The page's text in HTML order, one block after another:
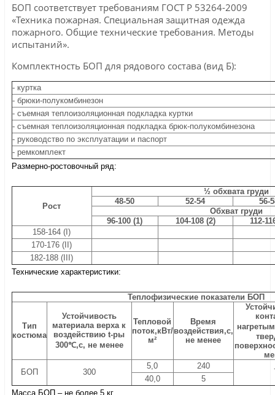
БОП соответствует требованиям ГОСТ Р 53264-2009
«Техника пожарная. Специальная защитная одежда
пожарного. Общие технические требования. Методы
испытаний».
Комплектность БОП для рядового состава (вид Б):
- куртка
- брюки-полукомбинезон
- съемная теплоизоляционная подкладка куртки
- съемная теплоизоляционная подкладка брюк-полукомбинезона
- руководство по эксплуатации и паспорт
- ремкомплект
Размерно-ростовочный ряд:
Рост
½ обхвата груди
48-50
52-54
56-
Обхват груди
96-100 (1)
104-108 (2)
112-
158-164 (I)
170-176 (II)
182-188 (III)
Технические характеристики:
Теплофизические показатели БОП
Тип
костюма
Устойчивость
материала верха к
воздействию t-ры
300℃,с, не менее
Тепловой
поток,кВт/
м²
Время
воздействия,с,
не менее
БОП
300
5,0 240
40,0
5
Масса БОП – не более 5 кг.